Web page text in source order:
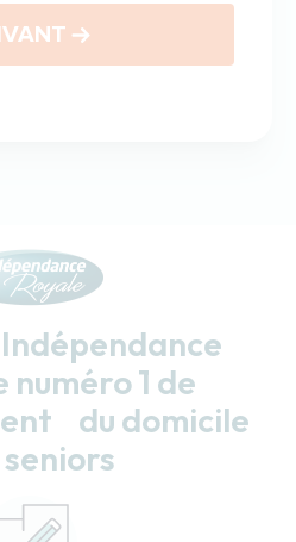
numéro 1 de
du domicile